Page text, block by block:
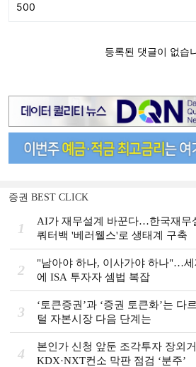
증권 BEST CLICK
1
AI가 재무설계 바꾼다…한국재무
쿼터백 '베러웰스'로 생태계 구축
2
"남아야 하나, 이사가야 하나"…
에 ISA 투자자 셈법 복잡
3
‘토큰증권’과 ‘증권 토큰화’는 다
털 자본시장 다음 단계는
4
본인가 신청 앞둔 조각투자 장외
KDX·NXT컨소 막판 점검 ‘분주’